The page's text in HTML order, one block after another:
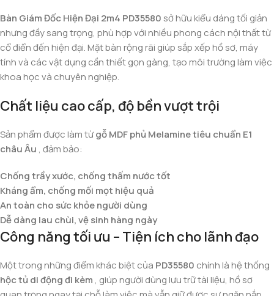
Bàn Giám Đốc Hiện Đại 2m4 PD35580 sở hữu kiểu dáng tối giản
nhưng đầy sang trọng, phù hợp với nhiều phong cách nội thất từ
cổ điển đến hiện đại. Mặt bàn rộng rãi giúp sắp xếp hồ sơ, máy
tính và các vật dụng cần thiết gọn gàng, tạo môi trường làm việc
khoa học và chuyên nghiệp.
Chất liệu cao cấp, độ bền vượt trội
Sản phẩm được làm từgỗ MDF phủ Melamine tiêu chuẩn E1
châu Âu, đảm bảo:
Chống trầy xước, chống thấm nước tốt
Kháng ẩm, chống mối mọt hiệu quả
An toàn cho sức khỏe người dùng
Dễ dàng lau chùi, vệ sinh hàng ngày
Công năng tối ưu – Tiện ích cho lãnh đạo
Một trong những điểm khác biệt của PD35580 chính là hệ thống
hộc tủ di động đi kèm, giúp người dùng lưu trữ tài liệu, hồ sơ